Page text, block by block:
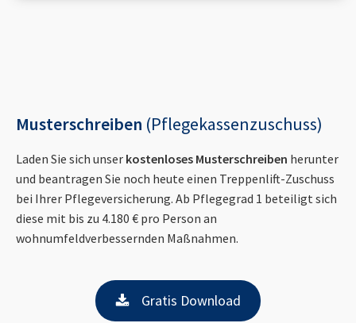
Musterschreiben (Pflegekassenzuschuss)
Laden Sie sich unser kostenloses Musterschreiben herunter
und beantragen Sie noch heute einen Treppenlift-Zuschuss
bei Ihrer Pflegeversicherung. Ab Pflegegrad 1 beteiligt sich
diese mit bis zu 4.180 € pro Person an
wohnumfeldverbessernden Maßnahmen.
Gratis Download